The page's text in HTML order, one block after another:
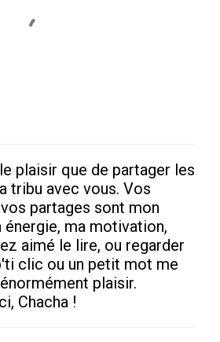
plaisir que de partager les
tribu avec vous. Vos
partages sont mon
énergie, ma motivation,
aimé le lire, ou regarder
clic ou un petit mot me
plaisir.
Chacha !